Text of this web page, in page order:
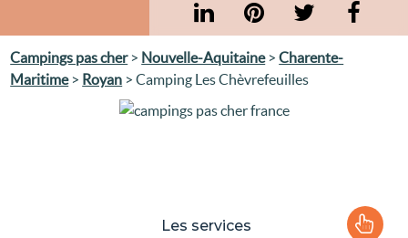
Campings pas cher> Nouvelle-Aquitaine>Charente-
Maritime> Royan > Camping Les Chèvrefeuilles
Les services